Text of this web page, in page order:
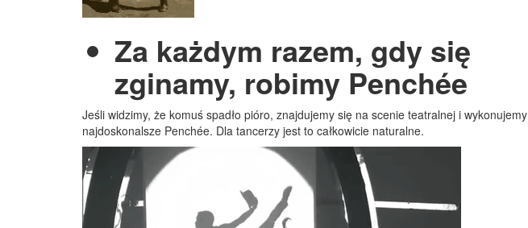
Za każdym razem, gdy się
zginamy, robimy Penchée
Jeśli widzimy, że komuś spadło pióro, znajdujemy się na scenie teatralnej i wykonujemy
najdoskonalsze Penchée. Dla tancerzy jest to całkowicie naturalne.